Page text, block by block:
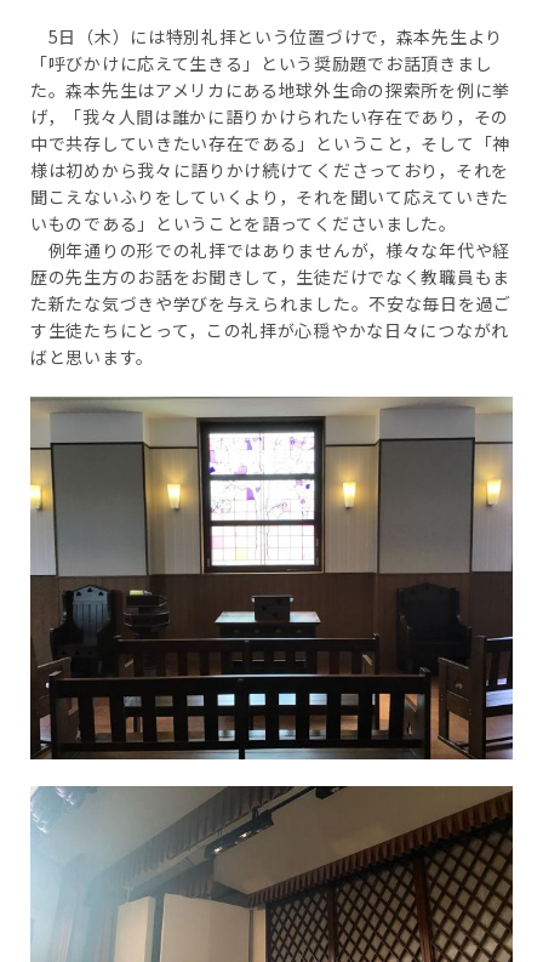
5日（木）には特別礼拝という位置づけで，森本先生より
「呼びかけに応えて生きる」という奨励題でお話頂きまし
た。森本先生はアメリカにある地球外生命の探索所を例に挙
げ，「我々人間は誰かに語りかけられたい存在であり，その
中で共存していきたい存在である」ということ，そして「神
様は初めから我々に語りかけ続けてくださっており，それを
聞こえないふりをしていくより，それを聞いて応えていきた
いものである」ということを語ってくださいました。
例年通りの形での礼拝ではありませんが，様々な年代や経
歴の先生方のお話をお聞きして，生徒だけでなく教職員もま
た新たな気づきや学びを与えられました。不安な毎日を過ご
す生徒たちにとって，この礼拝が心穏やかな日々につながれ
ばと思います。